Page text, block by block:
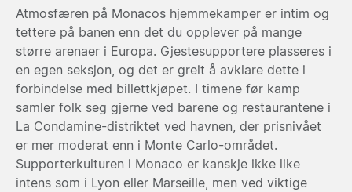
Atmosfæren på Monacos hjemmekamper er intim og
tettere på banen enn det du opplever på mange
større arenaer i Europa. Gjestesupportere plasseres i
en egen seksjon, og det er greit å avklare dette i
forbindelse med billettkjøpet. I timene før kamp
samler folk seg gjerne ved barene og restaurantene i
La Condamine-distriktet ved havnen, der prisnivået
er mer moderat enn i Monte Carlo-området.
Supporterkulturen i Monaco er kanskje ikke like
intens som i Lyon eller Marseille, men ved viktige